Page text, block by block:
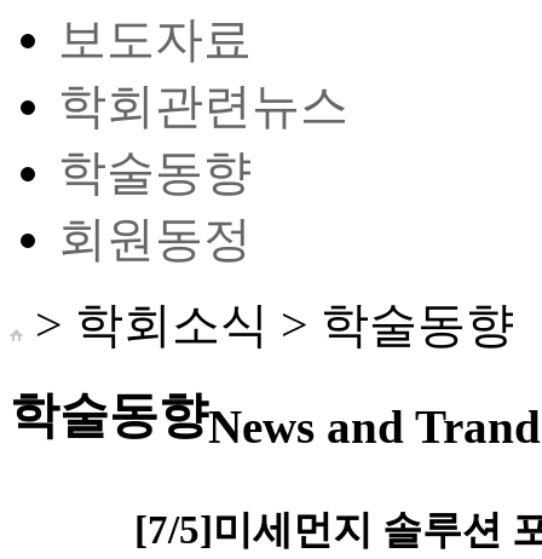
보도자료
학회관련뉴스
학술동향
회원동정
> 학회소식 > 학술동향
학술동향News and
[7/5]미세먼지 솔루션